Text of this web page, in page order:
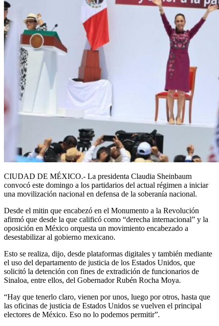
CIUDAD DE MÉXICO.- La presidenta Claudia Sheinbaum
convocó este domingo a los partidarios del actual régimen a iniciar
una movilización nacional en defensa de la soberanía nacional.
Desde el mitin que encabezó en el Monumento a la Revolución
afirmó que desde la que calificó como “derecha internacional” y la
oposición en México orquesta un movimiento encabezado a
desestabilizar al gobierno mexicano.
Esto se realiza, dijo, desde plataformas digitales y también mediante
el uso del departamento de justicia de los Estados Unidos, que
solicitó la detención con fines de extradición de funcionarios de
Sinaloa, entre ellos, del Gobernador Rubén Rocha Moya.
“Hay que tenerlo claro, vienen por unos, luego por otros, hasta que
las oficinas de justicia de Estados Unidos se vuelven el principal
electores de México. Eso no lo podemos permitir”.